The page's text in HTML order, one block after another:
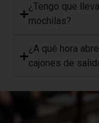
​¿Tengo que
mochilas?
​¿A qué hora
cajones de